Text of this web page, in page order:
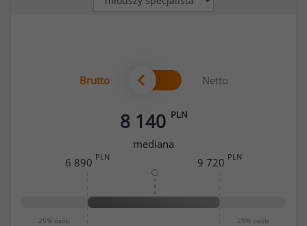
Brutto Netto
8 140 PLN
mediana
25% osób
25% osób
6 890 PLN 9 720 PLN